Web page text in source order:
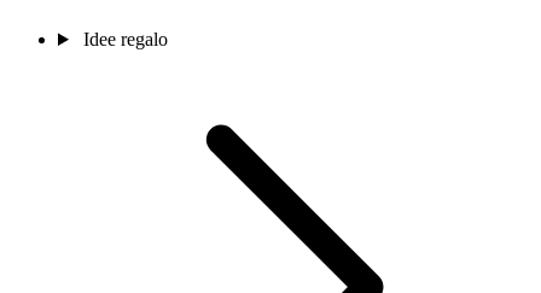
Idee regalo